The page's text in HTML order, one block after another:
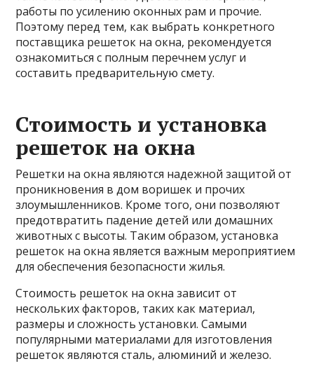
работы по усилению оконных рам и прочие.
Поэтому перед тем, как выбрать конкретного
поставщика решеток на окна, рекомендуется
ознакомиться с полным перечнем услуг и
составить предварительную смету.
Стоимость и установка
решеток на окна
Решетки на окна являются надежной защитой от
проникновения в дом воришек и прочих
злоумышленников. Кроме того, они позволяют
предотвратить падение детей или домашних
животных с высоты. Таким образом, установка
решеток на окна является важным мероприятием
для обеспечения безопасности жилья.
Стоимость решеток на окна зависит от
нескольких факторов, таких как материал,
размеры и сложность установки. Самыми
популярными материалами для изготовления
решеток являются сталь, алюминий и железо.